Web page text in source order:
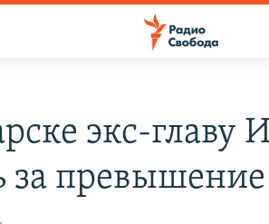
экс-главу
за